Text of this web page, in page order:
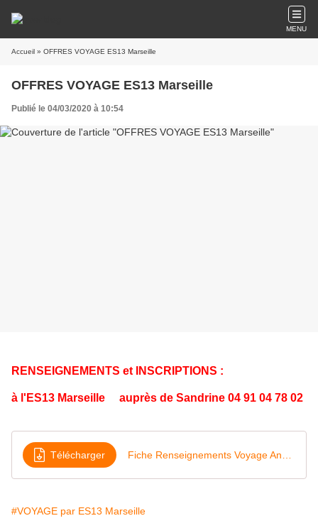
MENU
Accueil » OFFRES VOYAGE ES13 Marseille
OFFRES VOYAGE ES13 Marseille
Publié le 04/03/2020 à 10:54
RENSEIGNEMENTS et INSCRIPTIONS :
à l'ES13 Marseille auprès de Sandrine 04 91 04 78 02
Télécharger
#VOYAGE par ES13 Marseille